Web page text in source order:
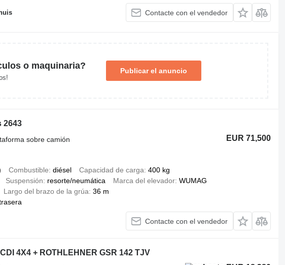
Contacte con el vendedor
o maquinaria?
Publicar el anuncio
2643
EUR 71,500
sobre camión
Combustible diésel Capacidad de carga 400 kg
Suspensión resorte/neumática Marca del elevador WUMAG
Largo del brazo de la grúa 36 m
Contacte con el vendedor
4X4 + ROTHLEHNER GSR 142 TJV